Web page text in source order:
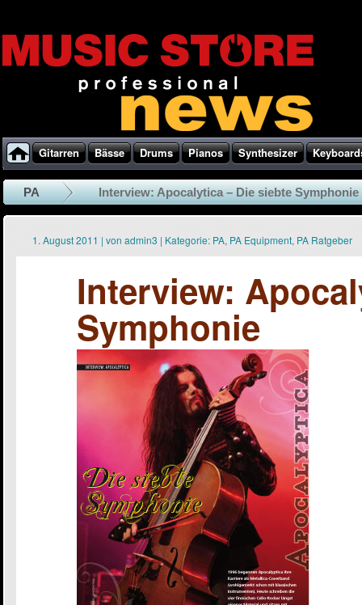
Gitarren Bässe Drums Pianos Synthesizer
PA Interview: Apocalytica – Die siebte Symphonie
1. August 2011 | von admin3 | Kategorie: PA, PA Equipment, PA Ratgeber
Interview:
Symphonie